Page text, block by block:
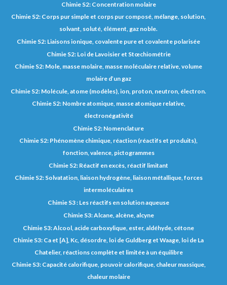
Chimie S2: Concentration molaire
Chimie S2: Corps pur simple et corps pur composé, mélange, solution,
solvant, soluté, élément, gaz noble.
Chimie S2: Liaisons ionique, covalente pure et covalente polarisée
Chimie S2: Loi de Lavoisier et Stœchiométrie
Chimie S2: Mole, masse molaire, masse moléculaire relative, volume
molaire d’un gaz
Chimie S2: Molécule, atome (modèles), ion, proton, neutron, électron.
Chimie S2: Nombre atomique, masse atomique relative,
électronégativité
Chimie S2: Nomenclature
Chimie S2: Phénomène chimique, réaction (réactifs et produits),
fonction, valence, pictogrammes
Chimie S2: Réactif en excès, réactif limitant
Chimie S2: Solvatation, liaison hydrogène, liaison métallique, forces
intermoléculaires
Chimie S3 : Les réactifs en solution aqueuse
Chimie S3: Alcane, alcène, alcyne
Chimie S3: Alcool, acide carboxylique, ester, aldéhyde, cétone
Chimie S3: Ca et [A], Kc, désordre, loi de Guldberg et Waage, loi de La
Chatelier, réactions complète et limitée à un équilibre
Chimie S3: Capacité calorifique, pouvoir calorifique, chaleur massique,
chaleur molaire